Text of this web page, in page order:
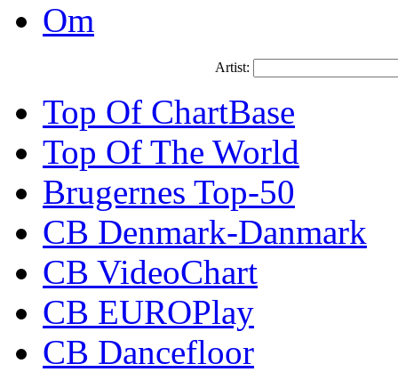
Om
Artist:
Top Of ChartBase
Top Of The World
Brugernes Top-50
CB Denmark-Danmark
CB VideoChart
CB EUROPlay
CB Dancefloor